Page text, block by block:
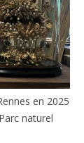
en 2025
naturel